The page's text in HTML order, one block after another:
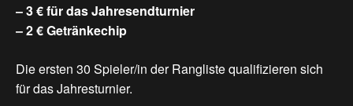
– 3 € für das Jahresendturnier
– 2 € Getränkechip
Die ersten 30 Spieler/in der Rangliste qualifizieren sich
für das Jahresturnier.